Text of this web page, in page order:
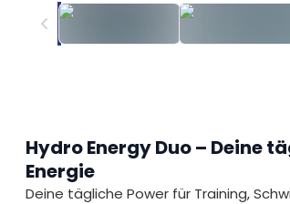
Hydro Energy Duo – Deine
Energie
Deine tägliche Power für Training,